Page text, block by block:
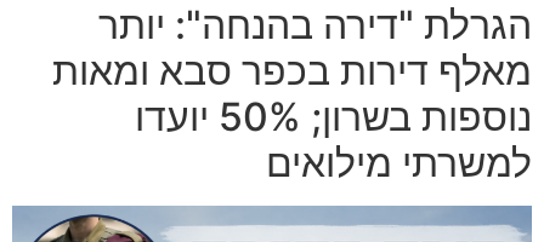
הגרלת "דירה בהנחה": יותר
מאלף דירות בכפר סבא ומאות
נוספות בשרון; 50% יועדו
למשרתי מילואים